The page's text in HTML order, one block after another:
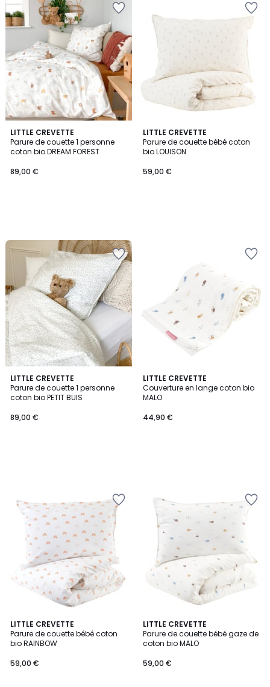
LITTLE CREVETTE
Parure de couette 1 personne
coton bio DREAM FOREST
89,00 €
LITTLE CREVETTE
Parure de couette bébé coton
bio LOUISON
59,00 €
LITTLE CREVETTE
Parure de couette 1 personne
coton bio PETIT BUIS
89,00 €
LITTLE CREVETTE
Couverture en lange coton bio
MALO
44,90 €
LITTLE CREVETTE
Parure de couette bébé coton
bio RAINBOW
59,00 €
LITTLE CREVETTE
Parure de couette bébé gaze de
coton bio MALO
59,00 €